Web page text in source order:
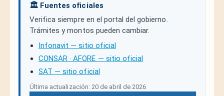
🏛️ Fuentes oficiales
Verifica siempre en el portal del gobierno.
Trámites y montos pueden cambiar.
Infonavit — sitio oficial
CONSAR · AFORE — sitio oficial
SAT — sitio oficial
Última actualización: 20 de abril de 2026